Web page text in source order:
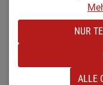
Produkt
Produktnummer:
NUR
ALLE